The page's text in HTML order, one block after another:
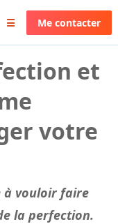
☰ Me contacter
et
votre
à vouloir faire
la perfection.